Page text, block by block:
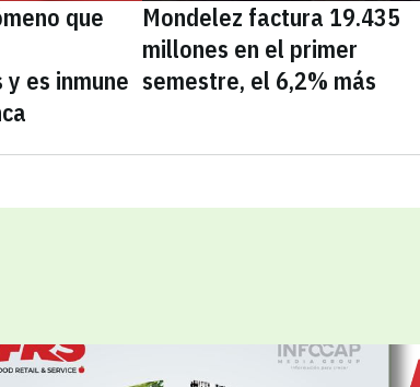
que
es inmune
Mondelez factura 19.435
millones en el primer
semestre, el 6,2% más